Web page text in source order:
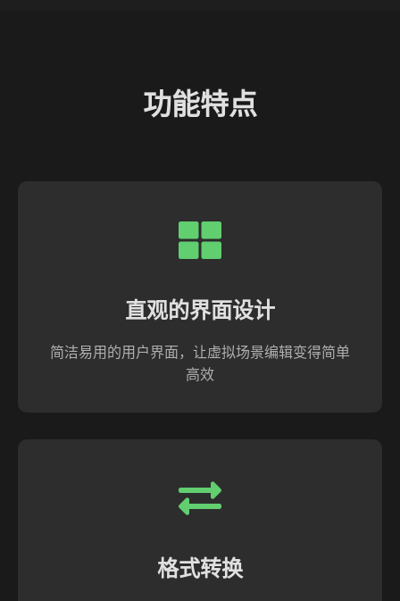
功能特点
直观的界面设计
简洁易用的用户界面，让虚拟场景编辑变得简单
高效
格式转换